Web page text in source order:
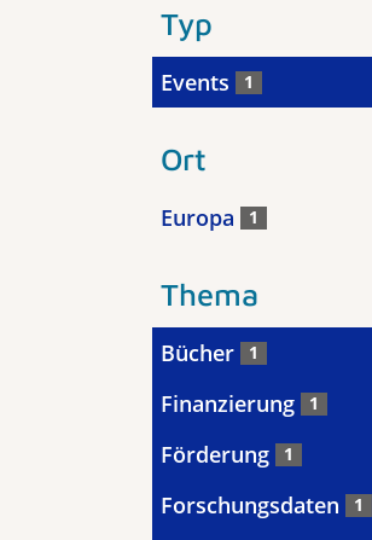
Typ
Events 1
Ort
Europa 1
Thema
Bücher 1
Finanzierung 1
Förderung 1
Forschungsdaten 1